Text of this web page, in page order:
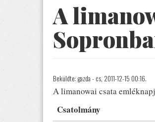
A
Beküldte: gazda - cs, 2011-12-15 00:16.
A limanowai csata
Csatolmány